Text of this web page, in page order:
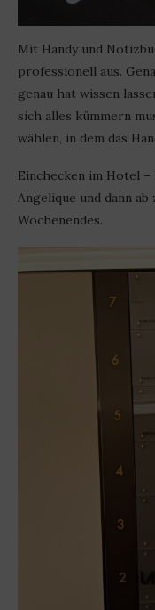
Mit Handy und
professionell aus.
genau hat wissen
sich alles kümmern
wählen, in dem das
Einchecken im Hotel
Angelique und dann
Wochenendes.